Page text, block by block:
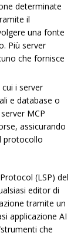
determinate
il
una fonte
Più server
che fornisce
i server
e database o
MCP
assicurando
protocollo
(LSP) del
editor di
tramite un
applicazione AI
che